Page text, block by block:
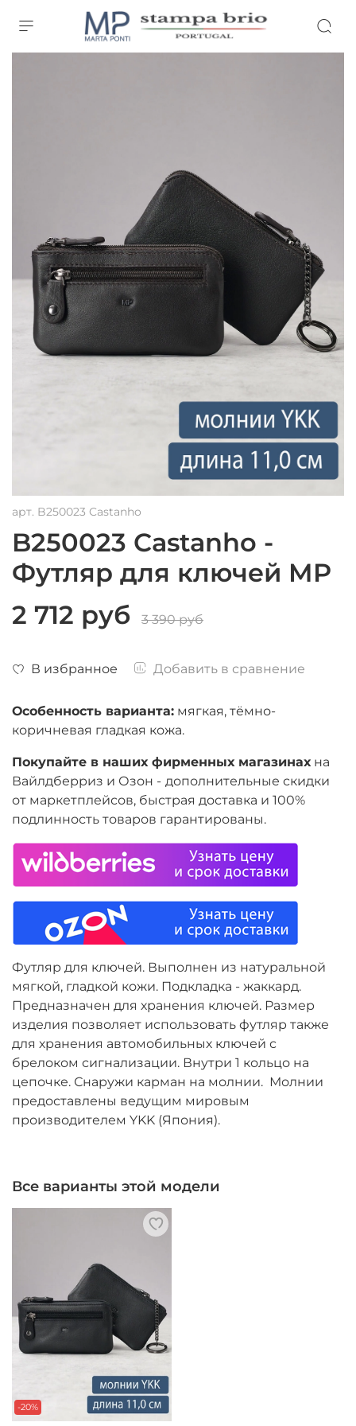
арт. B250023 Castanho
B250023 Castanho -
Футляр для ключей MP
В избранное Добавить в сравнение
2 712 руб 3 390 руб
Особенность варианта: мягкая, тёмно-
коричневая гладкая кожа.
Покупайте в наших фирменных магазинахна
Вайлдберриз и Озон - дополнительные скидки
от маркетплейсов, быстрая доставка и 100%
подлинность товаров гарантированы.
Футляр для ключей. Выполнен из натуральной
мягкой, гладкой кожи. Подкладка - жаккард.
Предназначен для хранения ключей. Размер
изделия позволяет использовать футляр также
для хранения автомобильных ключей с
брелоком сигнализации. Внутри 1 кольцо на
цепочке. Снаружи карман на молнии. Молнии
предоставлены ведущим мировым
производителем YKK (Япония).
Все варианты этой модели
-20%